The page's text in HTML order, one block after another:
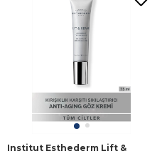
Institut Esthederm Lift &